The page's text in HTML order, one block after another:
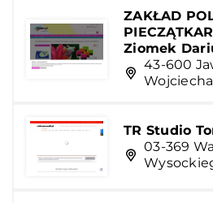
ZAKŁAD
Ziomek
43-600
TR Studio
03-369